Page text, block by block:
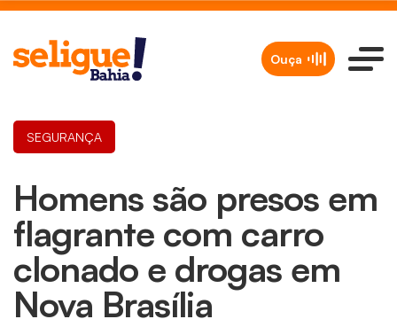
Ouça
Homens são presos em
flagrante com carro
clonado e drogas em
Nova Brasília
SEGURANÇA